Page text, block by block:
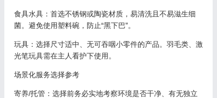
食具水具：首选不锈钢或陶瓷材质，易清洗且不易滋生细
菌。避免使用塑料碗，防止“黑下巴”。
玩具：选择尺寸适中、无可吞咽小零件的产品。羽毛类、激
光笔玩具需在主人看护下使用。
场景化服务选择参考
寄养/托管：选择前务必实地考察环境是否干净、有无独立